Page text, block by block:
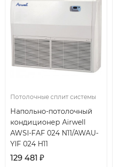
Потолочные сплит системы
Напольно-потолочный
кондиционер Airwell
AWSI-FAF 024 N11/AWAU-
YIF 024 H11
129 481 ₽